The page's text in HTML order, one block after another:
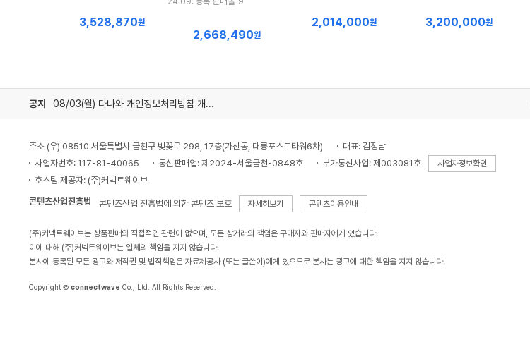
최
3,528,870원
최
2,668,490원
최
2,014,000원
최
3,200,000원
공지 08/03(월) 다나와 개인정보처리방침 개정 안내
주소 (우) 08510 서울특별시 금천구 벚꽃로 298, 17층(가산동, 대륭포스트타워6차)
대표: 김정남
사업자번호: 117-81-40065
통신판매업: 제2024-서울금천-0848호 부가통신사업: 제003081호 사업자정보확인
호스팅 제공자: (주)커넥트웨이브
콘텐츠산업진흥법
콘텐츠산업 진흥법에 의한 콘텐츠 보호 자세히보기 콘텐츠이용안내
(주)커넥트웨이브는 상품판매와 직접적인 관련이 없으며, 모든 상거래의 책임은 구매자와 판매자에게 있습니다.
이에 대해 (주)커넥트웨이브는 일체의 책임을 지지 않습니다.
본사에 등록된 모든 광고와 저작권 및 법적책임은 자료제공사 (또는 글쓴이)에게 있으므로 본사는 광고에 대한 책임을 지지 않습니다.
Copyright © connectwave Co., Ltd. All Rights Reserved.